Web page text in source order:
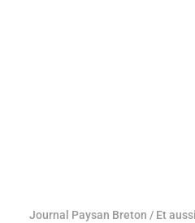
Journal Paysan Breton / Et aussi